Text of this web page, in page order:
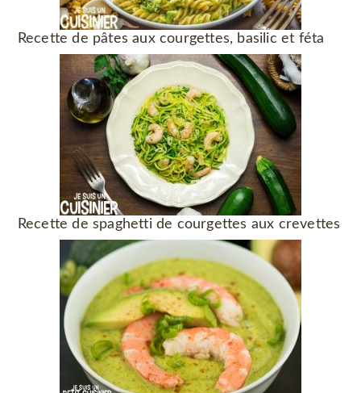
Recette de pâtes aux courgettes, basilic et féta
Recette de spaghetti de courgettes aux crevettes